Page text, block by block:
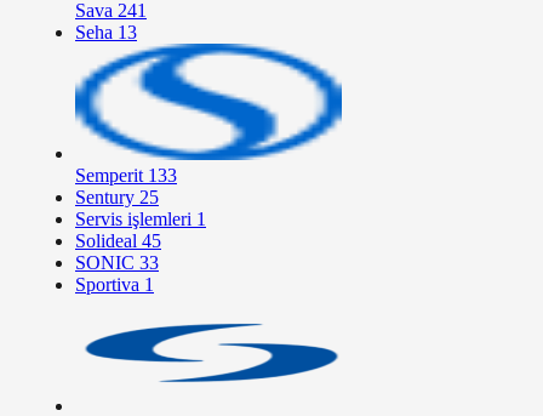
Sava 241
Seha 13
Semperit 133
Sentury 25
Servis işlemleri 1
Solideal 45
SONIC 33
Sportiva 1